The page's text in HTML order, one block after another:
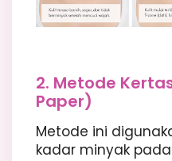
2. Metode
Paper)
Metode ini
kadar minyak